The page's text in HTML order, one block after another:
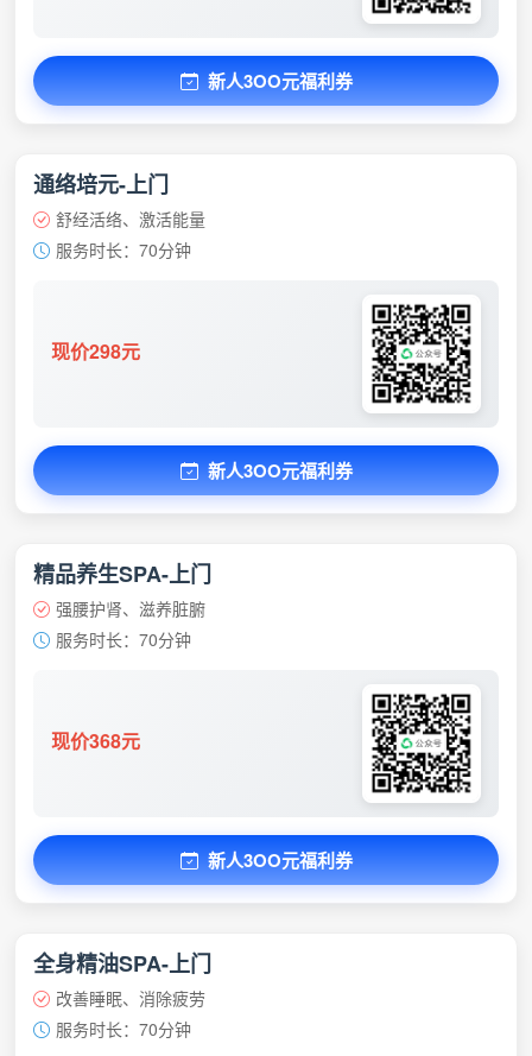
新人3OO元福利券
通络培元-上门
舒经活络、激活能量
服务时长：70分钟
现价298元
新人3OO元福利券
精品养生SPA-上门
强腰护肾、滋养脏腑
服务时长：70分钟
现价368元
新人3OO元福利券
全身精油SPA-上门
改善睡眠、消除疲劳
服务时长：70分钟